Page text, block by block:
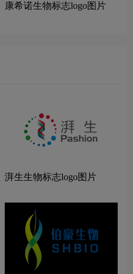
康希诺生物标志logo图片
湃生生物标志logo图片